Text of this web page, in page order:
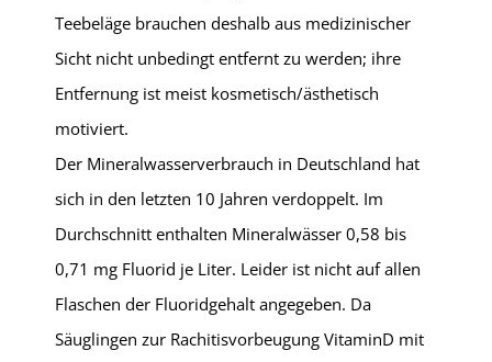
Teebeläge brauchen deshalb aus medizinischer
Sicht nicht unbedingt entfernt zu werden; ihre
Entfernung ist meist kosmetisch/ästhetisch
motiviert.
Der Mineralwasserverbrauch in Deutschland hat
sich in den letzten 10 Jahren verdoppelt. Im
Durchschnitt enthalten Mineralwässer 0,58 bis
0,71 mg Fluorid je Liter. Leider ist nicht auf allen
Flaschen der Fluoridgehalt angegeben. Da
Säuglingen zur Rachitisvorbeugung VitaminD mit